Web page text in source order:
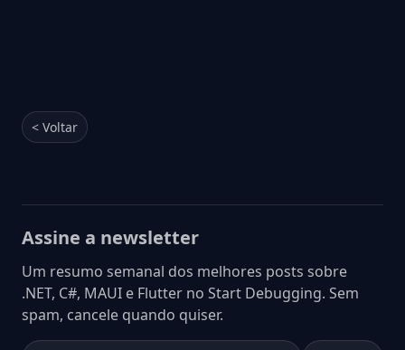
< Voltar
Assine a newsletter
Um resumo semanal dos melhores posts sobre
.NET, C#, MAUI e Flutter no Start Debugging. Sem
spam, cancele quando quiser.